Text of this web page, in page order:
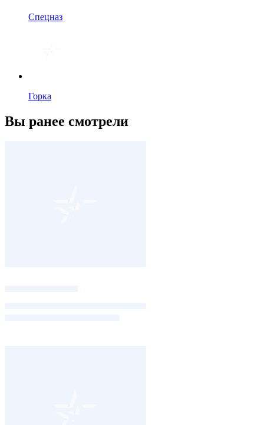
Спецназ
Горка
Вы ранее смотрели